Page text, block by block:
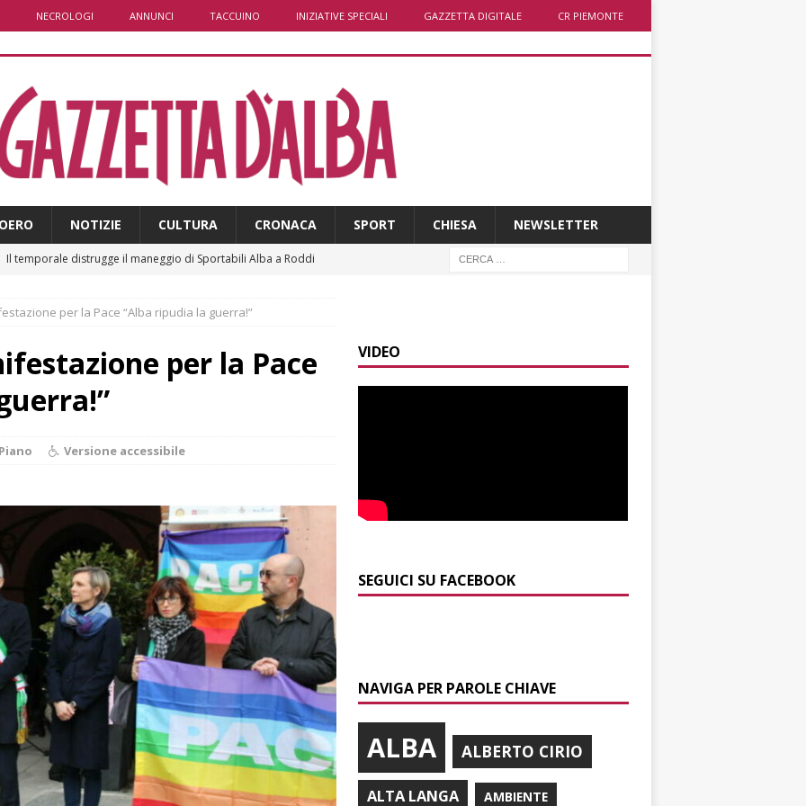
NECROLOGI ANNUNCI TACCUINO INIZIATIVE SPECIALI GAZZETTA DIGITALE CR PIEMONTE
NOTIZIE CULTURA CRONACA SPORT CHIESA NEWSLETTER
Il temporale distrugge il maneggio di Sportabili Alba a Roddi
La magia della Notte delle stelle: ad Alba è tutto pronto per
Distretto Alba-Bra: contributi a 51 imprese del commercio
Rotary Club Bra: arriva il “Premio per l’Eccellenza”
Caso Galeasso in Comune ad Alba, per la Lega le dimissioni
problema politico
ALBA
ITINERARI / La ciclabile del Ponente ligure sui vecchi binari
Da Cgil e Uil parte un esposto sul caso Crc-La Stampa ALBA
per la Pace “Alba ripudia la guerra!”
per la Pace
Versione accessibile
VIDEO
SEGUICI SU FACEBOOK
NAVIGA PER PAROLE CHIAVE
ALBA ALBERTO CIRIO
ALTA LANGA AMBIENTE